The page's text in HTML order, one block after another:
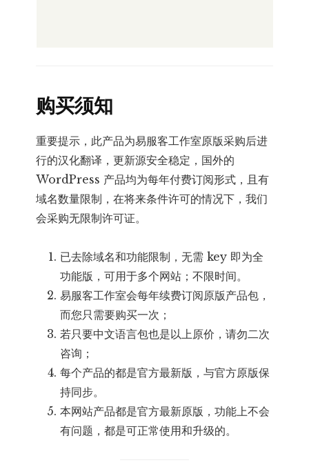
购买须知
重要提示，此产品为易服客工作室原版采购后进
行的汉化翻译，更新源安全稳定，国外的
WordPress 产品均为每年付费订阅形式，且有
域名数量限制，在将来条件许可的情况下，我们
会采购无限制许可证。
已去除域名和功能限制，无需 key 即为全
功能版，可用于多个网站；不限时间。
易服客工作室会每年续费订阅原版产品包，
而您只需要购买一次；
若只要中文语言包也是以上原价，请勿二次
咨询；
每个产品的都是官方最新版，与官方原版保
持同步。
本网站产品都是官方最新原版，功能上不会
有问题，都是可正常使用和升级的。